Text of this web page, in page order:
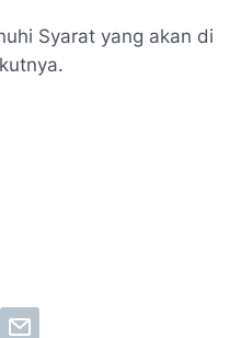
Syarat yang akan di